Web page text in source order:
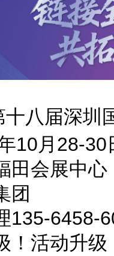
十八届深圳
10月28-
田会展中心
团
135-6458-
！活动升级